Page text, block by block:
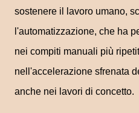
sostenere il lavoro umano,
l'automatizzazione, che ha
nei compiti manuali più
nell'accelerazione sfrenata
anche nei lavori di concetto.